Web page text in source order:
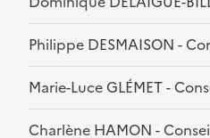
Philippe DESMAISON -
Marie-Luce GLÉMET -
Charlène HAMON -